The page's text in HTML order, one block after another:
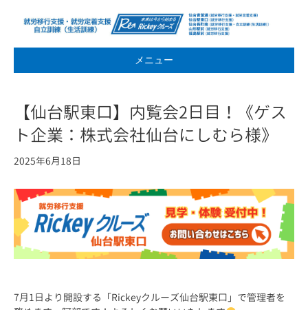
メニュー
【仙台駅東口】内覧会2日目！《ゲス
ト企業：株式会社仙台にしむら様》
2025年6月18日
7月1日より開設する「Rickeyクルーズ仙台駅東口」で管理者を